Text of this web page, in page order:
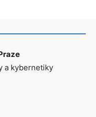
a kybernetiky